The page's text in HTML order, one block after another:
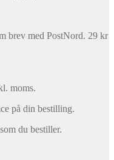
brev med PostNord. 29 kr
moms.
på din bestilling.
du bestiller.